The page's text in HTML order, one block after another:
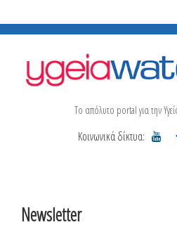
Το απόλυτο portal για την
Κοινωνικά δίκτυα:
Newsletter